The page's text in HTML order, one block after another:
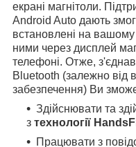
екрані магнітоли.
Android Auto дають
встановлені на
ними через дисплей
телефоні. Отже,
Bluetooth (залежно від
забезпечення) Ви
Здійснювати та
з технології
Працювати з